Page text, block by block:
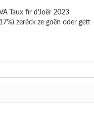
Taux fir d'Joër 2023
zeréck ze goën oder gett